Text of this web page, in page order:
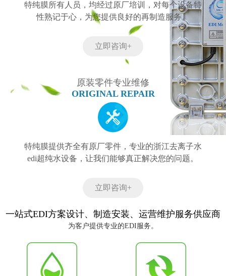
特纯膜所有人员，均经过原厂培训，对每个设备特
性熟记于心，为您提供良好的再制造服务。
立即咨询+
原装零件专业维修
ORIGINAL REPAIR
特纯膜提供齐全有原厂零件，专业的浙江去离子水
edi超纯水设备，让我们能够真正解决您的问题。
立即咨询+
一站式EDI方案设计、制造安装、运营维护服务供应商
为客户提供专业的EDI服务。